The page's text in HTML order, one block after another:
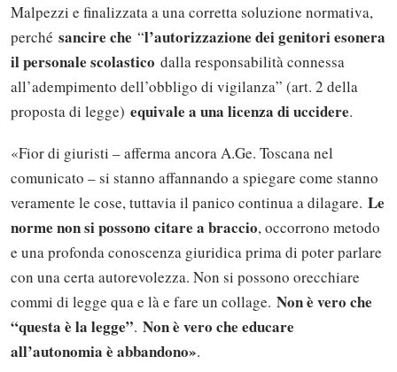
Malpezzi e finalizzata a una corretta soluzione normativa,
perché sancire che “l’autorizzazione dei genitori esonera
il personale scolastico dalla responsabilità connessa
all’adempimento dell’obbligo di vigilanza” (art. 2 della
proposta di legge) equivale a una licenza di uccidere.
«Fior di giuristi – afferma ancora A.Ge. Toscana nel
comunicato – si stanno affannando a spiegare come stanno
veramente le cose, tuttavia il panico continua a dilagare. Le
norme non si possono citare a braccio, occorrono metodo
e una profonda conoscenza giuridica prima di poter parlare
con una certa autorevolezza. Non si possono orecchiare
commi di legge qua e là e fare un collage. Non è vero che
“questa è la legge”. Non è vero che educare
all’autonomia è abbandono».